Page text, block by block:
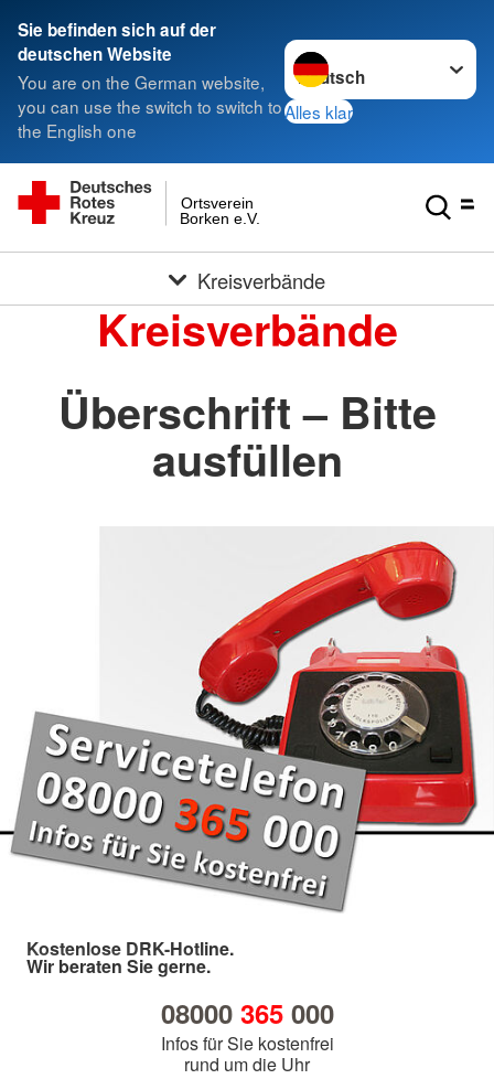
Sie befinden sich auf der
deutschen Website
You are on the German website,
you can use the switch to switch to
the English one
Sprache wechseln zu
Alles klar
Borken e.V.
Ortsverein
Kreisverbände
Kreisverbände
Überschrift – Bitte
ausfüllen
Kostenlose DRK-Hotline.
Wir beraten Sie gerne.
08000 365000
Infos für Sie kostenfrei
rund um die Uhr